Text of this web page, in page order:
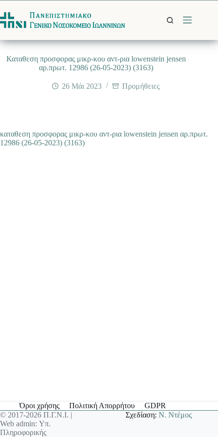
στο
περιεχόμενο
Καταθεση προσφορας μικρ-κου αντ-ρια lowenstein jensen
αρ.πρωτ. 12986 (26-05-2023) (3163)
26 Μάι 2023 Προμήθειες
καταθεση προσφορας μικρ-κου αντ-ρια lowenstein jensen αρ.πρωτ.
12986 (26-05-2023) (3163)
Όροι χρήσης Πολιτική Απορρήτου
GDPR
© 2017-2026 Π.Γ.Ν.Ι. |
Web admin: Υπ.
Πληροφορικής
Σχεδίαση:Ν. Ντέμος